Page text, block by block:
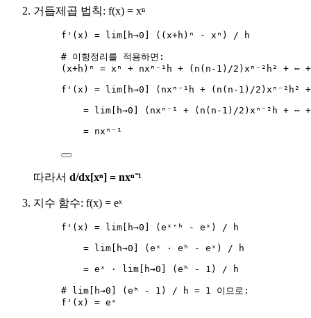
거듭제곱 법칙: f(x) = xⁿ
f'(x) = lim[h→0] ((x+h)ⁿ - xⁿ) / h
# 이항정리를 적용하면:
(x+h)ⁿ = xⁿ + nxⁿ⁻¹h + (n(n-1)/2)xⁿ⁻²h² + ⋯
f'(x) = lim[h→0] (nxⁿ⁻¹h + (n(n-1)/2)xⁿ⁻²h²
= lim[h→0] (nxⁿ⁻¹ + (n(n-1)/2)xⁿ⁻²h + ⋯
= nxⁿ⁻¹
따라서 d/dx[xⁿ] = nxⁿ⁻¹
지수 함수: f(x) = eˣ
f'(x) = lim[h→0] (eˣ⁺ʰ - eˣ) / h
= lim[h→0] (eˣ · eʰ - eˣ) / h
= eˣ · lim[h→0] (eʰ - 1) / h
# lim[h→0] (eʰ - 1) / h = 1 이므로:
f'(x) = eˣ